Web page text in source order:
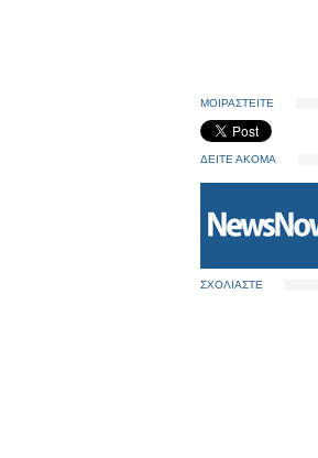
ΜΟΙΡΑΣΤΕΙΤΕ
ΔΕΙΤΕ ΑΚΟΜΑ
ΣΧΟΛΙΑΣΤΕ